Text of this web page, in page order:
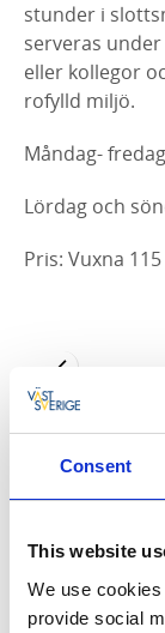
Consent
This website
We use
provide social
stunder i
serveras
eller kollegor
rofylld miljö.
Måndag-
Lördag och
Pris: Vuxna
10 11